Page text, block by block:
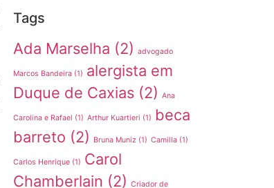
Tags
Ada Marselha (2) advogado
Marcos Bandeira (1) alergista em
Duque de Caxias (2) Ana
Carolina e Rafael (1) Arthur Kuartieri (1)
beca
barreto (2) Bruna Muniz (1) Camilla (1)
Carlos Henrique (1) Carol
Chamberlain (2) Criador de